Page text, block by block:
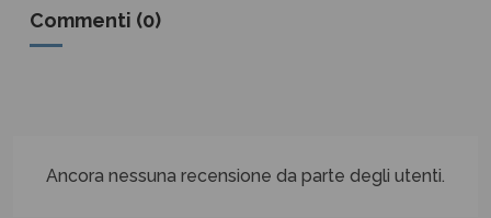
Commenti (0)
Ancora nessuna recensione da parte degli utenti.